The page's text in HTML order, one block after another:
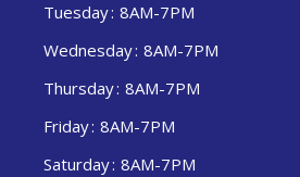
Tuesday 8AM-7PM
Wednesday 8AM-7PM
Thursday 8AM-7PM
Friday 8AM-7PM
Saturday 8AM-7PM